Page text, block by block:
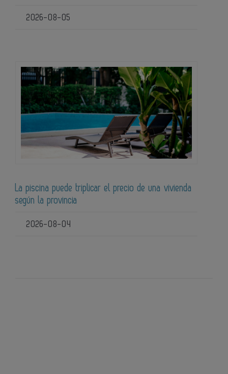
2026-08-05
La piscina puede triplicar el precio de una vivienda
según la provincia
2026-08-04